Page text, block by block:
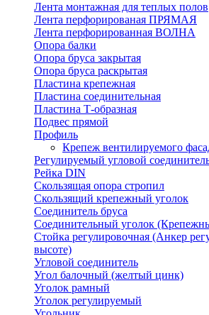
Лента монтажная для теплых полов
Лента перфорированая ПРЯМАЯ
Лента перфорированная ВОЛНА
Опора балки
Опора бруса закрытая
Опора бруса раскрытая
Пластина крепежная
Пластина соединительная
Пластина Т-образная
Подвес прямой
Профиль
Крепеж вентилируемого
Регулируемый угловой
Рейка DIN
Скользящая опора стропил
Скользящий крепежный уголок
Соединитель бруса
Соединительный уголок
Стойка регулировочная (Анкер
высоте)
Угловой соединитель
Угол балочный (желтый цинк)
Уголок рамный
Уголок регулируемый